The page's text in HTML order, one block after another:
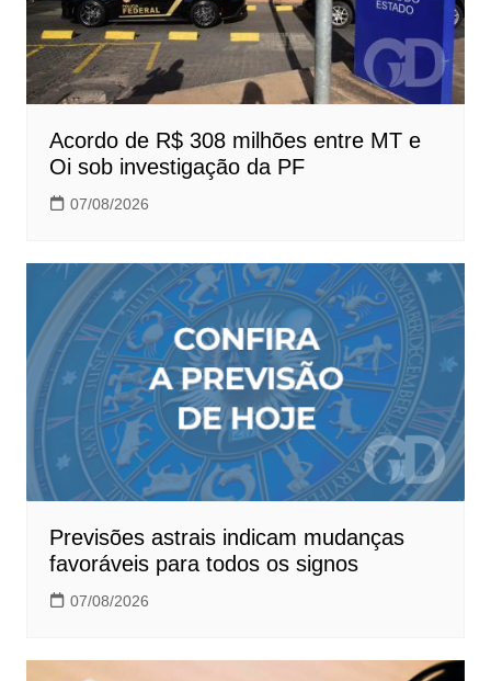
Acordo de R$ 308 milhões entre MT e
Oi sob investigação da PF
07/08/2026
Previsões astrais indicam mudanças
favoráveis para todos os signos
07/08/2026